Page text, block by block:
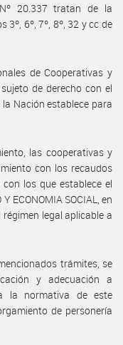
20.337 tratan de la
6º, 7º, 8º, 32 y cc de
de Cooperativas y
de derecho con el
Nación establece para
las cooperativas y
con los recaudos
los que establece el
ECONOMIA SOCIAL, en
legal aplicable a
trámites, se
y adecuación a
la normativa de este
de personería